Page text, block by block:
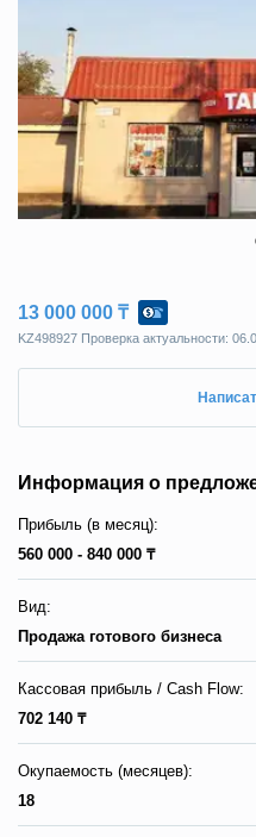
13 000 000 ₸
KZ498927 Пpoвepкa aктyaльнocти:
Информация о
Прибыль (в месяц):
560 000 - 840 000 ₸
Вид:
Продажа готового бизнеса
Кассовая прибыль / Сash Flow:
702 140 ₸
Окупаемость (месяцев):
18